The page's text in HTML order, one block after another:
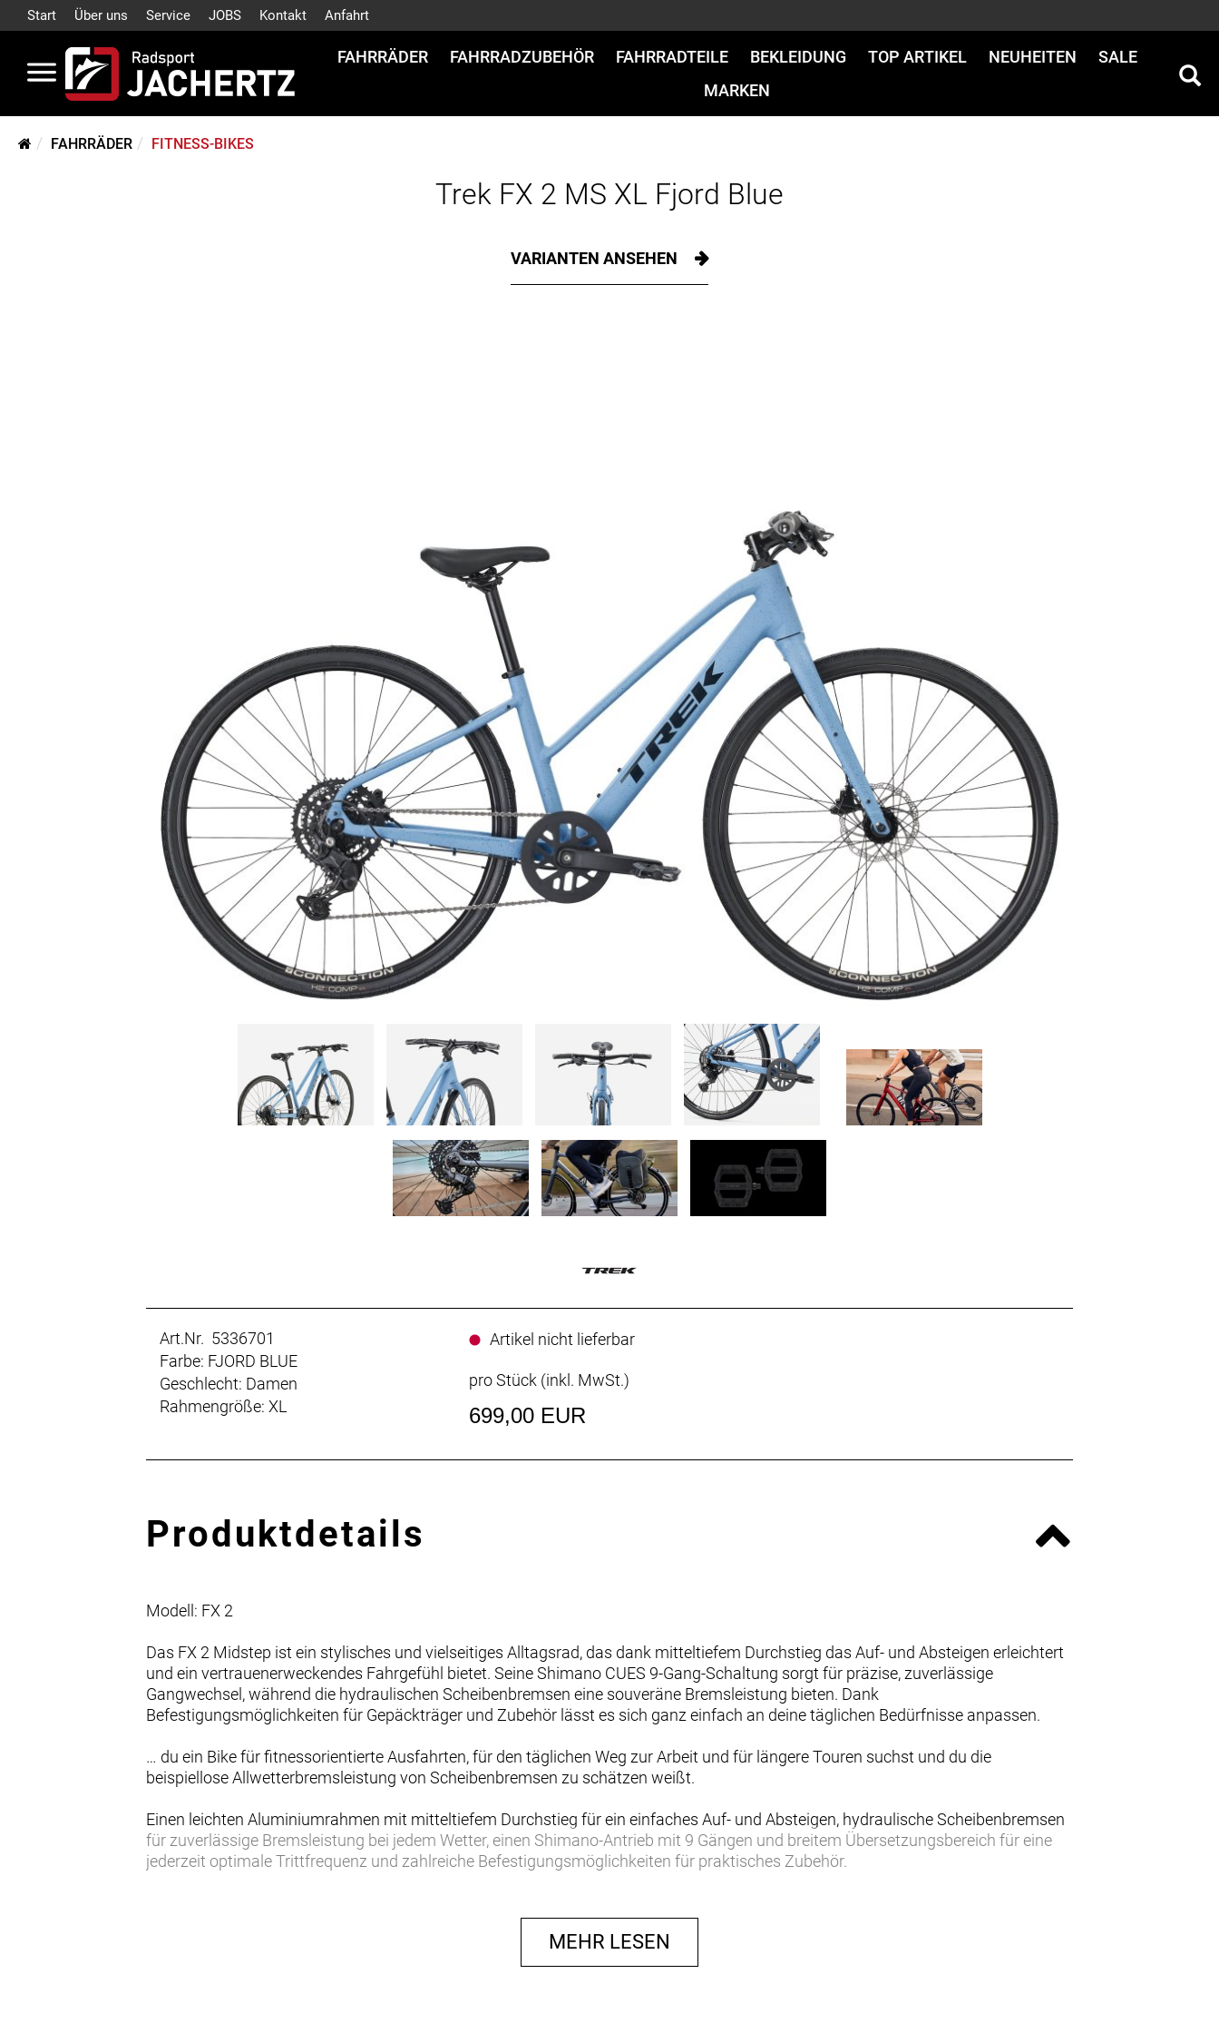
Start Über uns Service JOBS Kontakt Anfahrt
FAHRRÄDER FAHRRADZUBEHÖR FAHRRADTEILE BEKLEIDUNG TOP ARTIKEL NEUHEITEN
SALE
MARKEN
FAHRRÄDER FITNESS-BIKES
Trek FX 2 MS XL Fjord Blue
VARIANTEN ANSEHEN
Art.Nr. 5336701
Farbe: FJORD BLUE
Geschlecht: Damen
Rahmengröße: XL
Artikel nicht lieferbar
pro Stück (inkl. MwSt.)
699,00 EUR
Produktdetails
Modell: FX 2
Das FX 2 Midstep ist ein stylisches und vielseitiges Alltagsrad, das dank mitteltiefem Durchstieg das Auf- und Absteigen erleichtert
und ein vertrauenerweckendes Fahrgefühl bietet. Seine Shimano CUES 9-Gang-Schaltung sorgt für präzise, zuverlässige
Gangwechsel, während die hydraulischen Scheibenbremsen eine souveräne Bremsleistung bieten. Dank
Befestigungsmöglichkeiten für Gepäckträger und Zubehör lässt es sich ganz einfach an deine täglichen Bedürfnisse anpassen.
… du ein Bike für fitnessorientierte Ausfahrten, für den täglichen Weg zur Arbeit und für längere Touren suchst und du die
beispiellose Allwetterbremsleistung von Scheibenbremsen zu schätzen weißt.
Einen leichten Aluminiumrahmen mit mitteltiefem Durchstieg für ein einfaches Auf- und Absteigen, hydraulische Scheibenbremsen
für zuverlässige Bremsleistung bei jedem Wetter, einen Shimano-Antrieb mit 9 Gängen und breitem Übersetzungsbereich für eine
jederzeit optimale Trittfrequenz und zahlreiche Befestigungsmöglichkeiten für praktisches Zubehör.
und den morgendlichen Weg zur Arbeit. Seine Zubehöroptionen sind nahezu endlos, was dieses Modell aber wirklich aus der Masse
heraushebt, sind die Scheibenbremsen, die bei allen Witterungsbedingungen eine hervorragende Bremsleistung bieten.
- Die zuverlässigen Bremsen sorgen auch auf Ausfahrten bei schlechtem Wetter für volles Vertrauen.
MEHR LESEN